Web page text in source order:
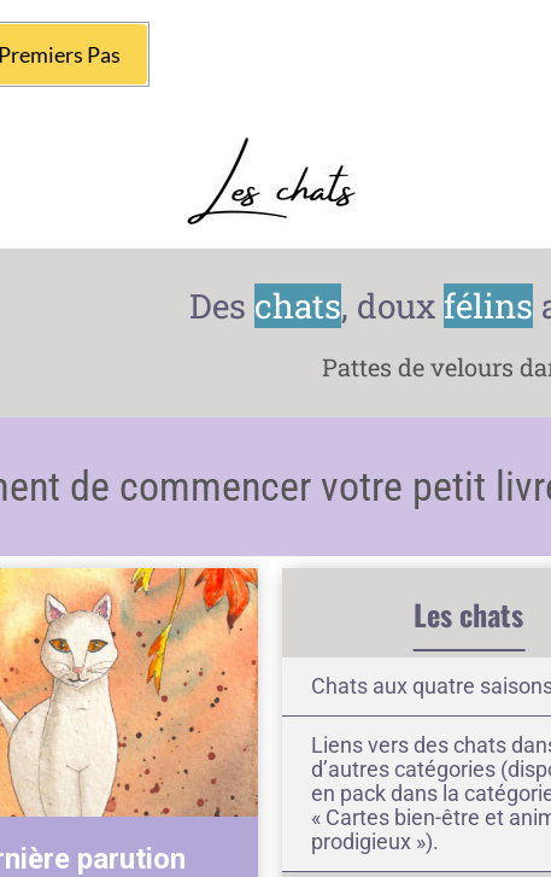
Pas
Des chats, doux félins
Pattes de velours
de commencer votre petit
parution
Les chats
Chats aux quatre
Liens vers des chats
d’autres catégories
en pack dans la
« Cartes bien-être et
prodigieux »).